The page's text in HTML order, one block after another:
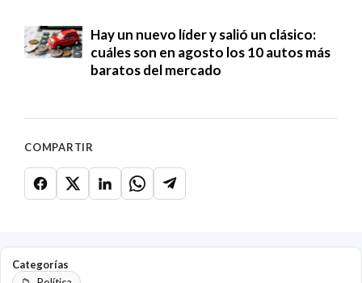
Hay un nuevo líder y salió un clásico:
cuáles son en agosto los 10 autos más
baratos del mercado
COMPARTIR
Categorías